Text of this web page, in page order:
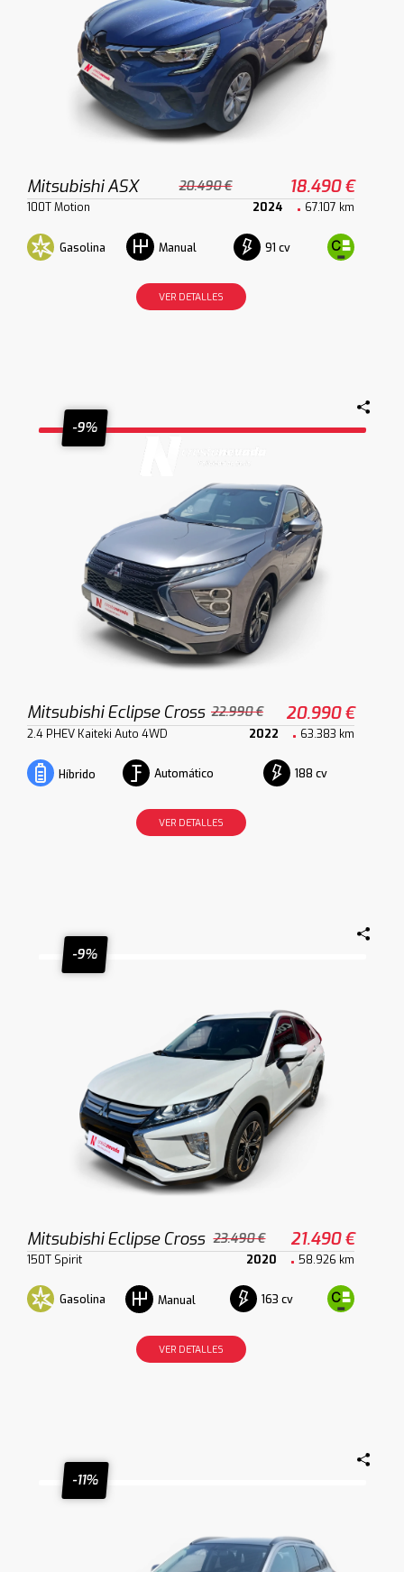
Mitsubishi ASX 20.490 € 18.490 €
100T Motion 2024 67.107 km
Gasolina Manual 91 cv
VER DETALLES
-9%
Mitsubishi Eclipse Cross 22.990 € 20.990 €
2.4 PHEV Kaiteki Auto 4WD 2022 63.383 km
Híbrido Automático 188 cv
VER DETALLES
-9%
Mitsubishi Eclipse Cross 23.490 € 21.490 €
150T Spirit 2020 58.926 km
Gasolina Manual 163 cv
VER DETALLES
-11%